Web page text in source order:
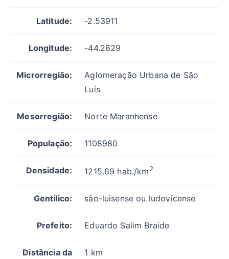
Latitude: -2.53911
Longitude: -44.2829
Microrregião:
Aglomeração Urbana de São
Luís
Mesorregião: Norte Maranhense
População: 1108980
Densidade: 1215.69 hab./km2
Gentílico: são-luisense ou ludovicense
Prefeito: Eduardo Salim Braide
Distância da
1 km